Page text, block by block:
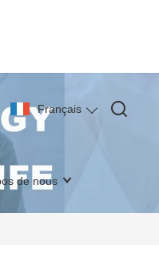
Français
de nous